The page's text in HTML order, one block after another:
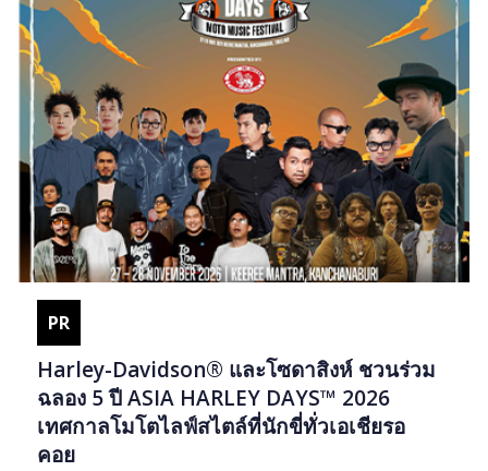
PR
Harley-Davidson® และโซดาสิงห์ ชวนร่วม
ฉลอง 5 ปี ASIA HARLEY DAYS™ 2026
เทศกาลโมโตไลฟ์สไตล์ที่นักขี่ทั่วเอเชียรอ
คอย